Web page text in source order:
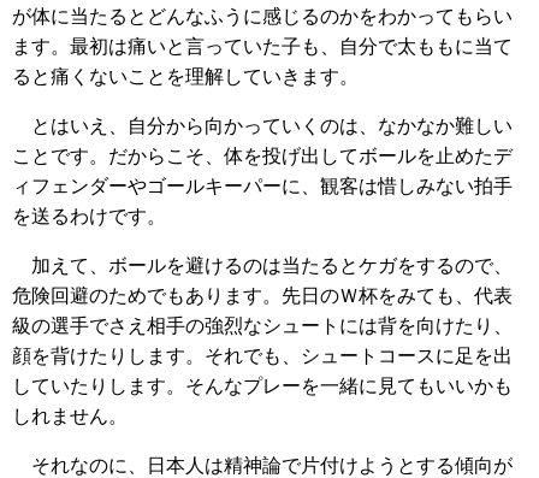
が体に当たるとどんなふうに感じるのかをわかってもらい
ます。最初は痛いと言っていた子も、自分で太ももに当て
ると痛くないことを理解していきます。
とはいえ、自分から向かっていくのは、なかなか難しい
ことです。だからこそ、体を投げ出してボールを止めたデ
ィフェンダーやゴールキーパーに、観客は惜しみない拍手
を送るわけです。
加えて、ボールを避けるのは当たるとケガをするので、
危険回避のためでもあります。先日のＷ杯をみても、代表
級の選手でさえ相手の強烈なシュートには背を向けたり、
顔を背けたりします。それでも、シュートコースに足を出
していたりします。そんなプレーを一緒に見てもいいかも
しれません。
それなのに、日本人は精神論で片付けようとする傾向が